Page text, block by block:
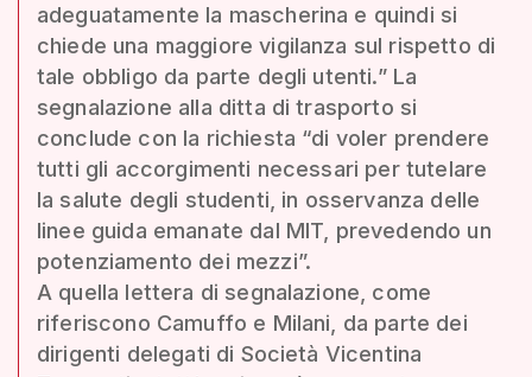
adeguatamente la mascherina e quindi si
chiede una maggiore vigilanza sul rispetto di
tale obbligo da parte degli utenti.” La
segnalazione alla ditta di trasporto si
conclude con la richiesta “di voler prendere
tutti gli accorgimenti necessari per tutelare
la salute degli studenti, in osservanza delle
linee guida emanate dal MIT, prevedendo un
potenziamento dei mezzi”.
A quella lettera di segnalazione, come
riferiscono Camuffo e Milani, da parte dei
dirigenti delegati di Società Vicentina